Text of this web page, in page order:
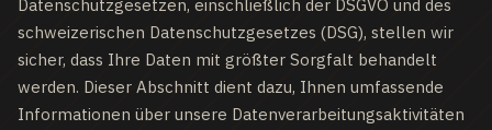
Datenschutzgesetzen, einschließlich der DSGVO und des
schweizerischen Datenschutzgesetzes (DSG), stellen wir
sicher, dass Ihre Daten mit größter Sorgfalt behandelt
werden. Dieser Abschnitt dient dazu, Ihnen umfassende
Informationen über unsere Datenverarbeitungsaktivitäten